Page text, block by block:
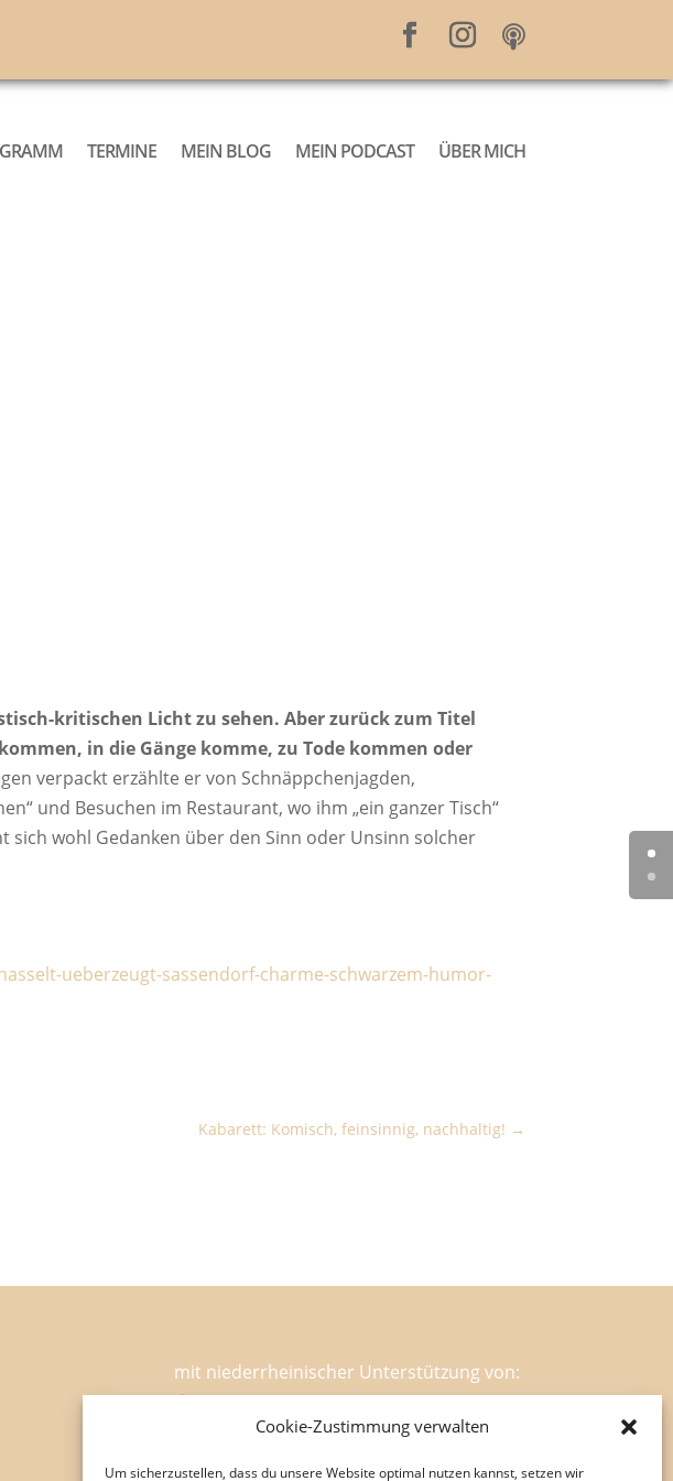
Cookie-Zustimmung verwalten
Um sicherzustellen, dass du unsere Website optimal nutzen kannst, setzen wir
TERMINE MEIN BLOG MEIN PODCAST ÜBER MICH
kritischen Licht zu sehen. Aber zurück zum Titel
in die Gänge komme, zu Tode kommen oder
verpackt erzählte er von Schnäppchenjagden,
und Besuchen im Restaurant, wo ihm „ein ganzer Tisch“
sich wohl Gedanken über den Sinn oder Unsinn solcher
ueberzeugt-sassendorf-charme-schwarzem-humor-
Kabarett: Komisch, feinsinnig, nachhaltig!
mit niederrheinischer Unterstützung von: